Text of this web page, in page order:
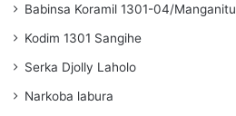
Babinsa Koramil 1301-04/Manganitu
Kodim 1301 Sangihe
Serka Djolly Laholo
Narkoba labura